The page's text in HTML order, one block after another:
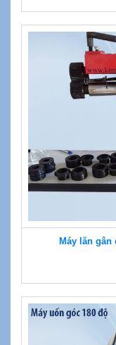
Máy lăn gân